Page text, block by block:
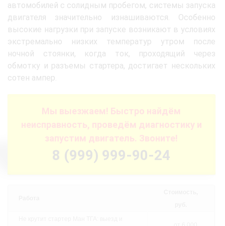
автомобилей с солидным пробегом, системы запуска
двигателя значительно изнашиваются. Особенно
высокие нагрузки при запуске возникают в условиях
экстремально низких температур утром после
ночной стоянки, когда ток, проходящий через
обмотку и разъемы стартера, достигает нескольких
сотен ампер.
Мы выезжаем! Быстро найдём
неисправность, проведём диагностику и
запустим двигатель. Звоните!
8 (999) 999-90-24